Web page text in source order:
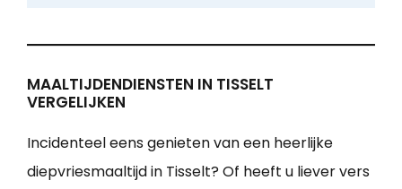
MAALTIJDENDIENSTEN IN TISSELT
VERGELIJKEN
Incidenteel eens genieten van een heerlijke
diepvriesmaaltijd in Tisselt? Of heeft u liever vers